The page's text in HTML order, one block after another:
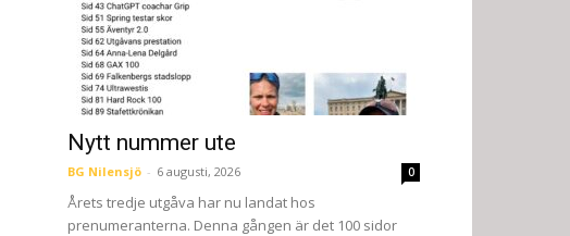
Nytt nummer ute
BG Nilensjö - 6 augusti, 2026 0
Årets tredje utgåva har nu landat hos
prenumeranterna. Denna gången är det 100 sidor